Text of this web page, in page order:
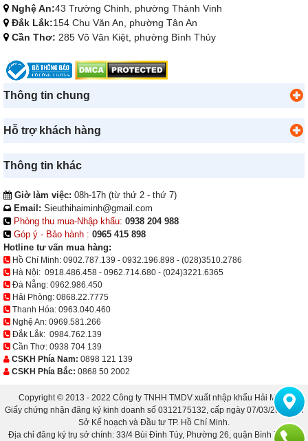
Nghệ An:43 Trường Chinh, phường Thành Vinh
Đắk Lắk:154 Chu Văn An, phường Tân An
Cần Thơ: 285 Võ Văn Kiệt, phường Bình Thủy
Thông tin chung
Hỗ trợ khách hàng
Thông tin khác
Giờ làm việc: 08h-17h (từ thứ 2 - thứ 7)
Email: Sieuthihaiminh@gmail.com
Phòng thu mua-Nhập khẩu: 0938 204 988
Góp ý - Bảo hành : 0965 415 898
Hotline tư vấn mua hàng:
Hồ Chí Minh: 0902.787.139 - 0932.196.898 - (028)3510.2786
Hà Nội: 0918.486.458 - 0962.714.680 - (024)3221.6365
Đà Nẵng: 0962.986.450
Hải Phòng: 0868.22.7775
Thanh Hóa: 0963.040.460
Nghệ An: 0969.581.266
Đắk Lắk: 0984.762.139
Cần Thơ: 0938 704 139
CSKH Phía Nam: 0898 121 139
CSKH Phía Bắc: 0868 50 2002
Copyright © 2013 - 2022 Công ty TNHH TMDV xuất nhập khẩu Hải Minh.
Giấy chứng nhận đăng ký kinh doanh số 0312175132, cấp ngày 07/03/2013 bởi
Sở Kế hoạch và Đầu tư TP. Hồ Chí Minh.
Địa chỉ đăng ký trụ sở chính: 33/4 Bùi Đình Túy, Phường 26, quận Bình Thạnh,